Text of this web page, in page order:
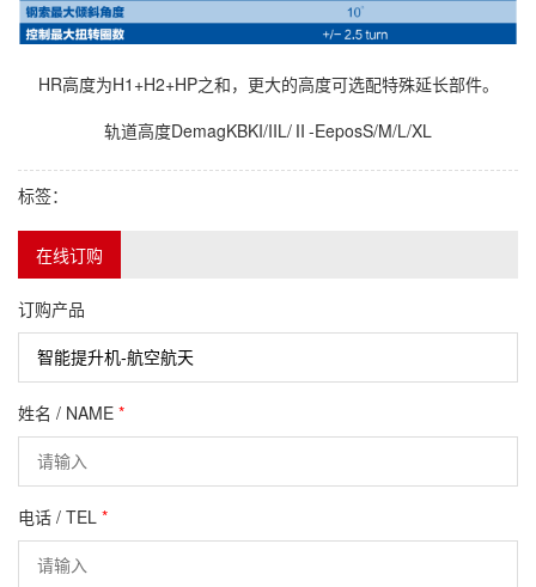
HR高度为H1+H2+HP之和，更大的高度可选配特殊延长部件。
轨道高度DemagKBKI/IIL/Ⅱ-EeposS/M/L/XL
标签：
在线订购
订购产品
姓名 / NAME *
电话 / TEL *